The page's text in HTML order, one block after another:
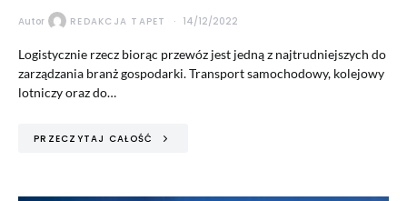
Autor REDAKCJA TAPET 14/12/2022
Logistycznie rzecz biorąc przewóz jest jedną z najtrudniejszych do
zarządzania branż gospodarki. Transport samochodowy, kolejowy
lotniczy oraz do…
PRZECZYTAJ CAŁOŚĆ